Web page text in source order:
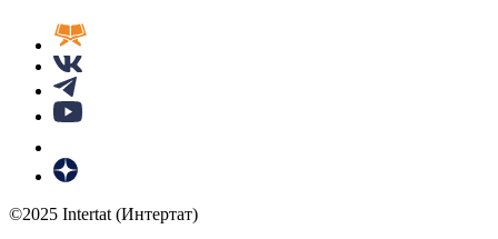
©2025 Intertat (Интертат)